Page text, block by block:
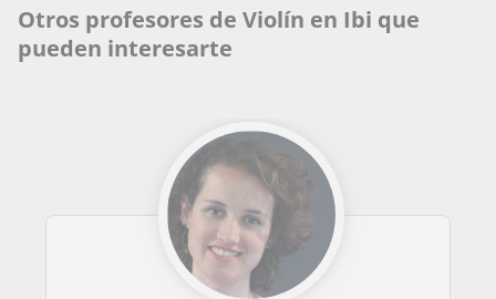
Otros profesores de Violín en Ibi que
pueden interesarte